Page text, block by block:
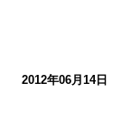
2012年06月14日